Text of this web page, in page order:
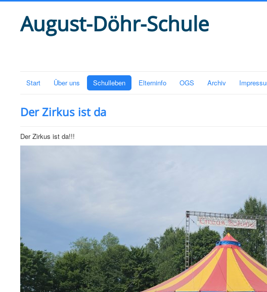
August-Döhr-Schule
Start Über uns Schulleben Elterninfo OGS Archiv
Der Zirkus ist da
Der Zirkus ist da!!!